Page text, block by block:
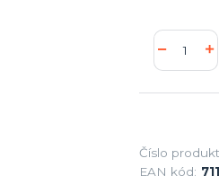
Číslo
EAN kód: